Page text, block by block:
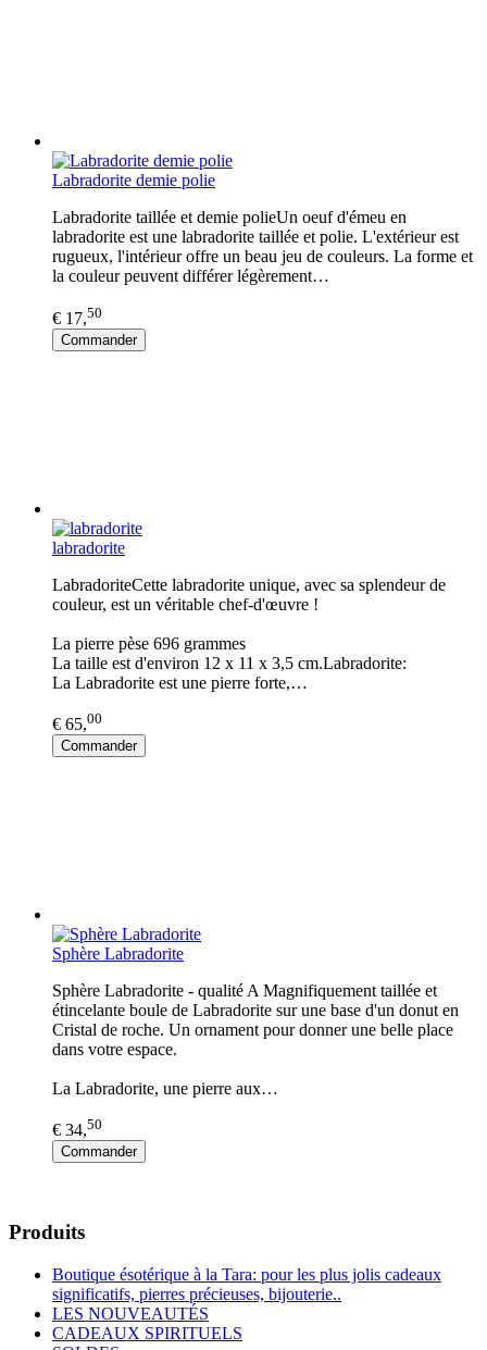
Labradorite demie polie
Labradorite taillée et demie polieUn oeuf d'émeu en
labradorite est une labradorite taillée et polie. L'extérieur est
rugueux, l'intérieur offre un beau jeu de couleurs. La forme et
la couleur peuvent différer légèrement…
€ 17,50
Commander
labradorite
LabradoriteCette labradorite unique, avec sa splendeur de
couleur, est un véritable chef-d'œuvre !
La pierre pèse 696 grammes
La taille est d'environ 12 x 11 x 3,5 cm.Labradorite:
La Labradorite est une pierre forte,…
€ 65,00
Commander
Sphère Labradorite
Sphère Labradorite - qualité A Magnifiquement taillée et
étincelante boule de Labradorite sur une base d'un donut en
Cristal de roche. Un ornament pour donner une belle place
dans votre espace.
La Labradorite, une pierre aux…
€ 34,50
Commander
Produits
Boutique ésotérique à la Tara: pour les plus jolis cadeaux
significatifs, pierres précieuses, bijouterie..
LES NOUVEAUTÉS
CADEAUX SPIRITUELS